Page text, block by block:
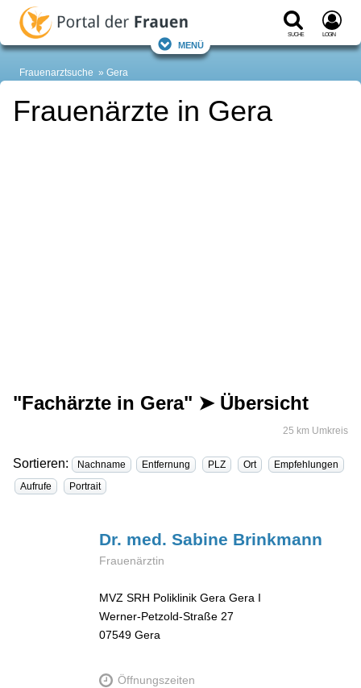
Suche Login
Menü
Frauenarztsuche Gera
Frauenärzte in Gera
"Fachärzte in Gera" ➤ Übersicht
25 km Umkreis
Sortieren: Nachname Entfernung PLZ Ort
Empfehlungen
Aufrufe
Portrait
Dr. med. Sabine Brinkmann
Frauenärztin
MVZ SRH Poliklinik Gera Gera I
Werner-Petzold-Straße 27
07549 Gera
Öffnungszeiten